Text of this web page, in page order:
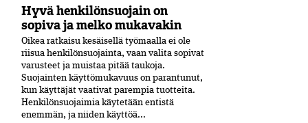
Hyvä henkilönsuojain on
sopiva ja melko mukavakin
Oikea ratkaisu kesäisellä työmaalla ei ole
riisua henkilönsuojainta, vaan valita sopivat
varusteet ja muistaa pitää taukoja.
Suojainten käyttömukavuus on parantunut,
kun käyttäjät vaativat parempia tuotteita.
Henkilönsuojaimia käytetään entistä
enemmän, ja niiden käyttöä...